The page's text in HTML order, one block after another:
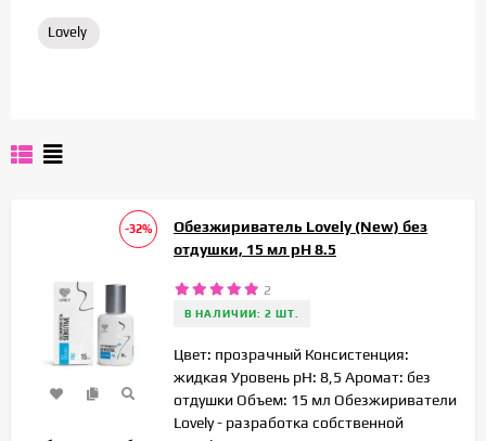
Lovely
-32%
Обезжириватель Lovely (New) без
отдушки, 15 мл pH 8.5
2
В НАЛИЧИИ: 2 ШТ.
Цвет: прозрачный Консистенция:
жидкая Уровень pH: 8,5 Аромат: без
отдушки Объем: 15 мл Обезжириватели
Lovely - разработка собственной